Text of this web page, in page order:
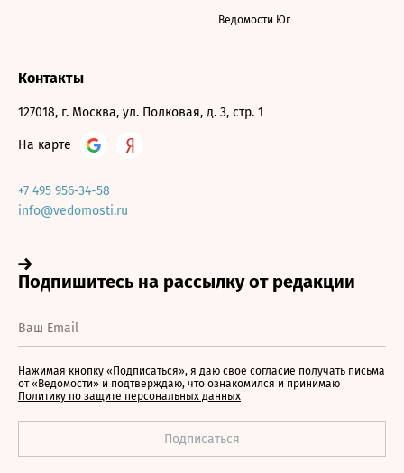
Ведомости Юг
Контакты
127018, г. Москва, ул. Полковая, д. 3, стр. 1
На карте
+7 495 956-34-58
info@vedomosti.ru
Нажимая кнопку «Подписаться», я даю свое согласие получать письма
от «Ведомости» и подтверждаю, что ознакомился и принимаю
Политику по защите персональных данных